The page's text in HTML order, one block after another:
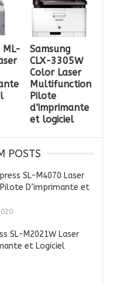
ML-
Samsung
CLX-3305W
Color Laser
Multifunction
Pilote
d’imprimante
et logiciel
POSTS
SL-M4070 Laser
D’imprimante et
SL-M2021W Laser
et Logiciel